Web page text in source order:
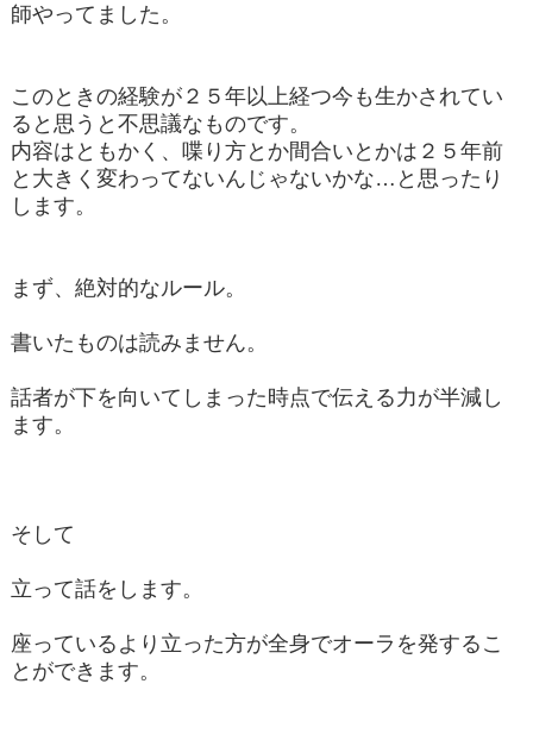
師やってました。
このときの経験が２５年以上経つ今も生かされてい
ると思うと不思議なものです。
内容はともかく、喋り方とか間合いとかは２５年前
と大きく変わってないんじゃないかな…と思ったり
します。
まず、絶対的なルール。
書いたものは読みません。
話者が下を向いてしまった時点で伝える力が半減し
ます。
そして
立って話をします。
座っているより立った方が全身でオーラを発するこ
とができます。